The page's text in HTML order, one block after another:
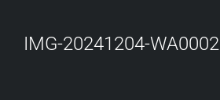
IMG-20241204-WA0002